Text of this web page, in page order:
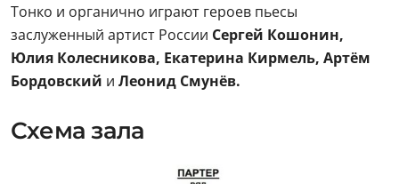
Тонко и органично играют героев пьесы
заслуженный артист России Сергей Кошонин,
Юлия Колесникова, Екатерина Кирмель, Артём
Бордовский и Леонид Смунёв.
Схема зала